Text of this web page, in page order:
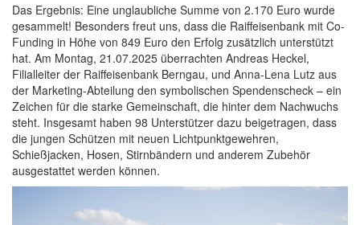
Das Ergebnis: Eine unglaubliche Summe von 2.170 Euro wurde
gesammelt! Besonders freut uns, dass die Raiffeisenbank mit Co-
Funding in Höhe von 849 Euro den Erfolg zusätzlich unterstützt
hat. Am Montag, 21.07.2025 überrachten Andreas Heckel,
Filialleiter der Raiffeisenbank Berngau, und Anna-Lena Lutz aus
der Marketing-Abteilung den symbolischen Spendenscheck – ein
Zeichen für die starke Gemeinschaft, die hinter dem Nachwuchs
steht. Insgesamt haben 98 Unterstützer dazu beigetragen, dass
die jungen Schützen mit neuen Lichtpunktgewehren,
Schießjacken, Hosen, Stirnbändern und anderem Zubehör
ausgestattet werden können.